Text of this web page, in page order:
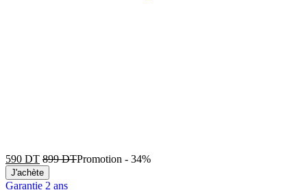
590 DT 899DTPromotion - 34%
J'achète
Garantie 2 ans